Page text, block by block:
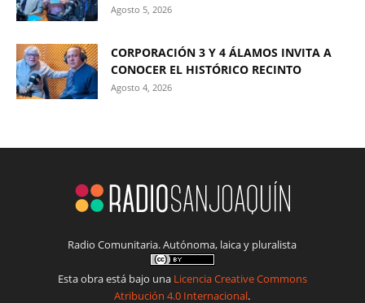
Agosto 5, 2026
CORPORACIÓN 3 Y 4 ÁLAMOS INVITA A
CONOCER EL HISTÓRICO RECINTO
Agosto 4, 2026
Radio Comunitaria. Autónoma, laica y pluralista
Esta obra está bajo una Licencia Creative Commons
Atribución 4.0 Internacional.